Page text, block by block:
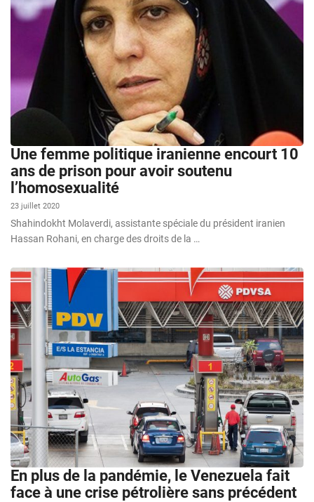
Une femme politique iranienne encourt 10
ans de prison pour avoir soutenu
l’homosexualité
23 juillet 2020
Shahindokht Molaverdi, assistante spéciale du président iranien
Hassan Rohani, en charge des droits de la …
En plus de la pandémie, le Venezuela fait
face à une crise pétrolière sans précédent